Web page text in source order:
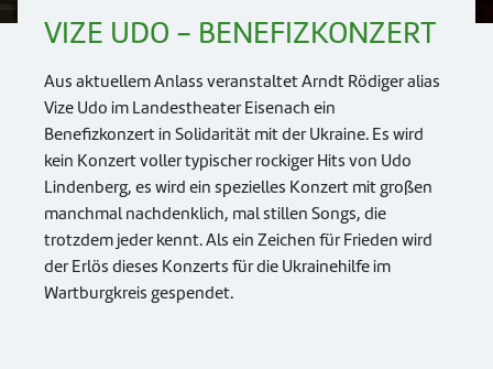
VIZE UDO - BENEFIZKONZERT
Aus aktuellem Anlass veranstaltet Arndt Rödiger alias
Vize Udo im Landestheater Eisenach ein
Benefizkonzert in Solidarität mit der Ukraine. Es wird
kein Konzert voller typischer rockiger Hits von Udo
Lindenberg, es wird ein spezielles Konzert mit großen
manchmal nachdenklich, mal stillen Songs, die
trotzdem jeder kennt. Als ein Zeichen für Frieden wird
der Erlös dieses Konzerts für die Ukrainehilfe im
Wartburgkreis gespendet.